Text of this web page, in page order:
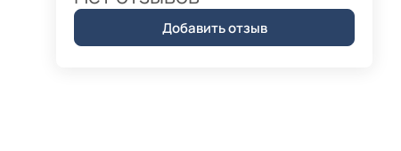
Добавить отзыв